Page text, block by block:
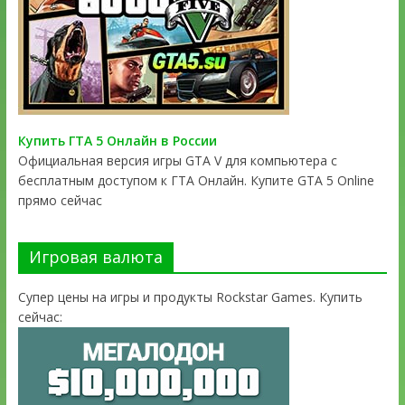
Купить ГТА 5 Онлайн в России
Официальная версия игры GTA V для компьютера с
бесплатным доступом к ГТА Онлайн. Купите GTA 5 Online
прямо сейчас
Игровая валюта
Супер цены на игры и продукты Rockstar Games. Купить
сейчас: